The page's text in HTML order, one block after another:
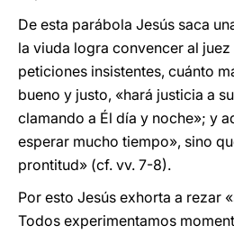
De esta parábola Jesús saca
la viuda logra convencer al
peticiones insistentes, cuánto
bueno y justo, «hará justicia a
clamando a Él día y noche»; y
esperar mucho tiempo», sino
prontitud» (cf. vv. 7-8).
Por esto Jesús exhorta a rezar
Todos experimentamos